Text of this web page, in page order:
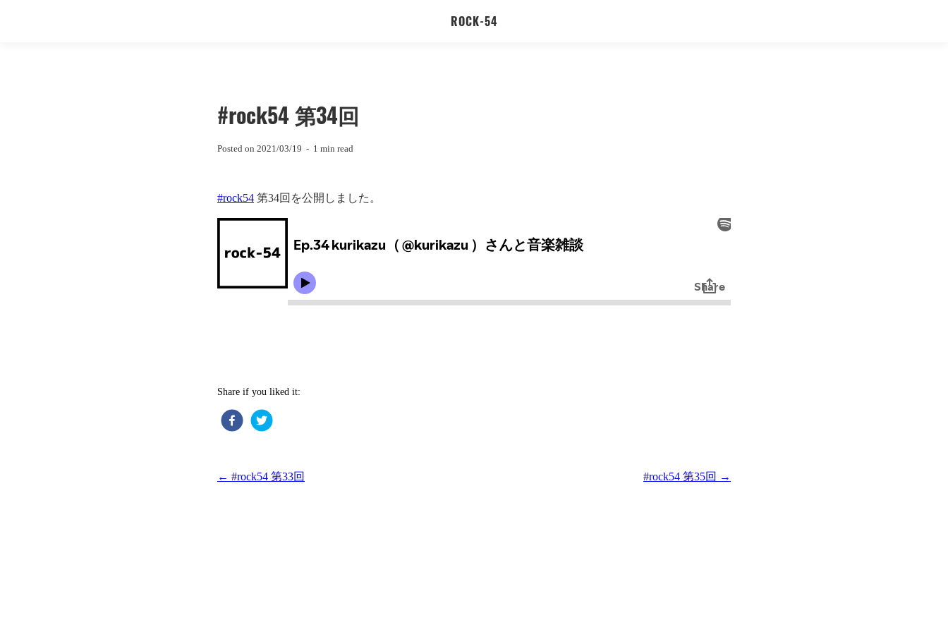
ROCK-54
#rock54 第34回
Posted on 2021/03/19 - 1 min read
#rock54 第34回を公開しました。
Share if you liked it:
← #rock54 第33回 #rock54 第35回 →